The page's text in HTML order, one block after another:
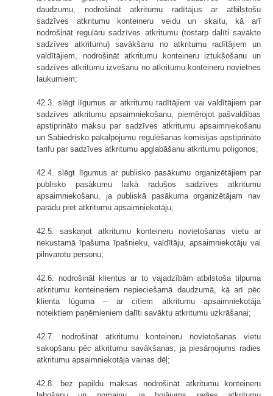
daudzumu, nodrošināt atkritumu radītājus ar atbilstošu
sadzīves atkritumu konteineru veidu un skaitu, kā arī
nodrošināt regulāru sadzīves atkritumu (tostarp dalīti savākto
sadzīves atkritumu) savākšanu no atkritumu radītājiem un
valdītājiem, nodrošināt atkritumu konteineru iztukšošanu un
sadzīves atkritumu izvešanu no atkritumu konteineru novietnes
laukumiem;
42.3. slēgt līgumus ar atkritumu radītājiem vai valdītājiem par
sadzīves atkritumu apsaimniekošanu, piemērojot pašvaldības
apstiprināto maksu par sadzīves atkritumu apsaimniekošanu
un Sabiedrisko pakalpojumu regulēšanas komisijas apstiprināto
tarifu par sadzīves atkritumu apglabāšanu atkritumu poligonos;
42.4. slēgt līgumus ar publisko pasākumu organizētājiem par
publisko pasākumu laikā radušos sadzīves atkritumu
apsaimniekošanu, ja publiskā pasākuma organizētājam nav
parādu pret atkritumu apsaimniekotāju;
42.5. saskaņot atkritumu konteineru novietošanas vietu ar
nekustamā īpašuma īpašnieku, valdītāju, apsaimniekotāju vai
pilnvarotu personu;
42.6. nodrošināt klientus ar to vajadzībām atbilstoša tilpuma
atkritumu konteineriem nepieciešamā daudzumā, kā arī pēc
klienta lūguma – ar citiem atkritumu apsaimniekotāja
noteiktiem paņēmieniem dalīti savāktu atkritumu uzkrāšanai;
42.7. nodrošināt atkritumu konteineru novietošanas vietu
sakopšanu pēc atkritumu savākšanas, ja piesārņojums radies
atkritumu apsaimniekotāja vainas dēļ;
42.8. bez papildu maksas nodrošināt atkritumu konteineru